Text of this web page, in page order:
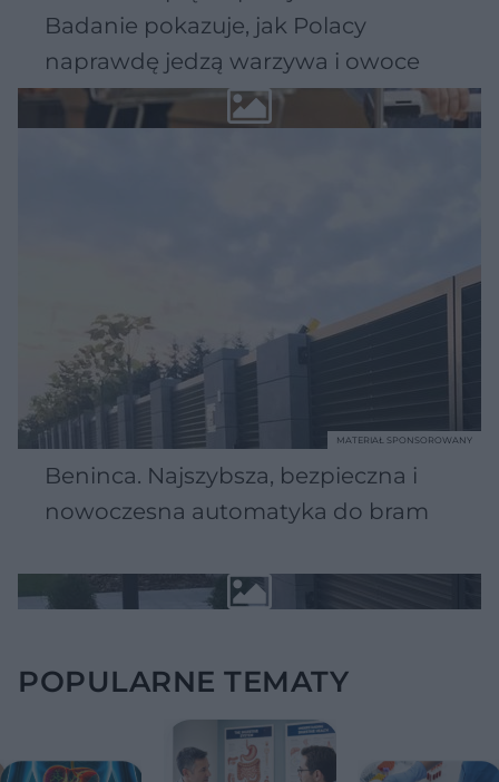
Badanie pokazuje, jak Polacy
naprawdę jedzą warzywa i owoce
Beninca. Najszybsza, bezpieczna i
nowoczesna automatyka do bram
MATERIAŁ SPONSOROWANY
POPULARNE TEMATY